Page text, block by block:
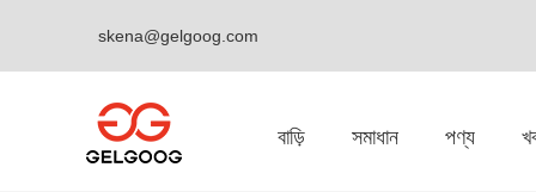
skena@gelgoog.com
বাড়ি সমাধান পণ্য